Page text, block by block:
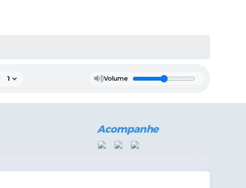
Volume
Acompanhe